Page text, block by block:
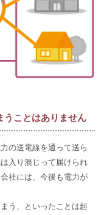
うことはありません
の送電線を通って送ら
入り混じって届けられ
社には、今後も電力が
う、といったことは起